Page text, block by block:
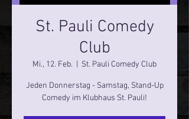
St. Pauli Comedy
Club
Mi., 12. Feb. St. Pauli Comedy Club
Jeden Donnerstag - Samstag, Stand-Up
Comedy im Klubhaus St. Pauli!